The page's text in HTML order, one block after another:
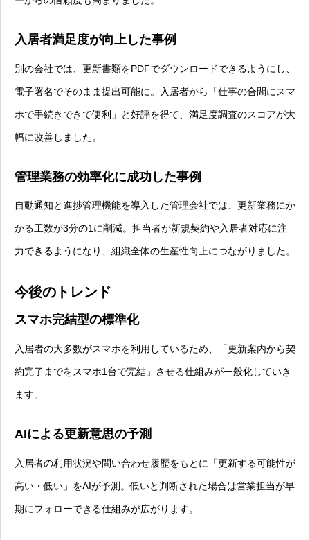
入居者満足度が向上した事例
別の会社では、更新書類をPDFでダウンロードできるようにし、
電子署名でそのまま提出可能に。入居者から「仕事の合間にスマ
ホで手続きできて便利」と好評を得て、満足度調査のスコアが大
幅に改善しました。
管理業務の効率化に成功した事例
自動通知と進捗管理機能を導入した管理会社では、更新業務にか
かる工数が3分の1に削減。担当者が新規契約や入居者対応に注
力できるようになり、組織全体の生産性向上につながりました。
今後のトレンド
スマホ完結型の標準化
入居者の大多数がスマホを利用しているため、「更新案内から契
約完了までをスマホ1台で完結」させる仕組みが一般化していき
ます。
AIによる更新意思の予測
入居者の利用状況や問い合わせ履歴をもとに「更新する可能性が
高い・低い」をAIが予測。低いと判断された場合は営業担当が早
期にフォローできる仕組みが広がります。